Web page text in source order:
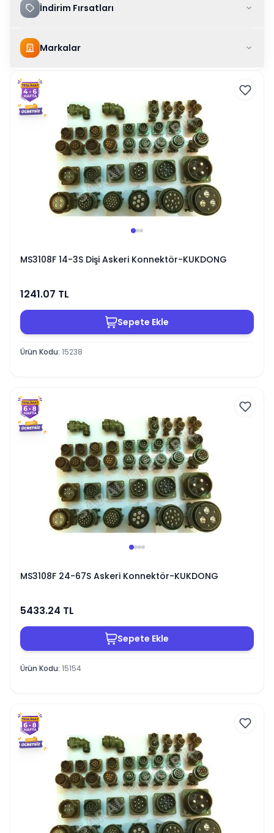
İndirim Fırsatları
Markalar
MS3108F 14-3S Dişi Askeri Konnektör-KUKDONG
1241.07 TL
Sepete Ekle
Ürün Kodu: 15238
MS3108F 24-67S Askeri Konnektör-KUKDONG
5433.24 TL
Sepete Ekle
Ürün Kodu: 15154